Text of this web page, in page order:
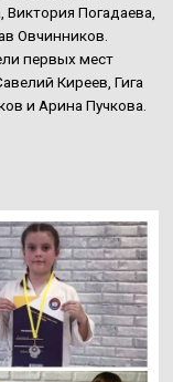
Погадаева,
Овчинников.
первых мест
Киреев, Гига
и Арина Пучкова.